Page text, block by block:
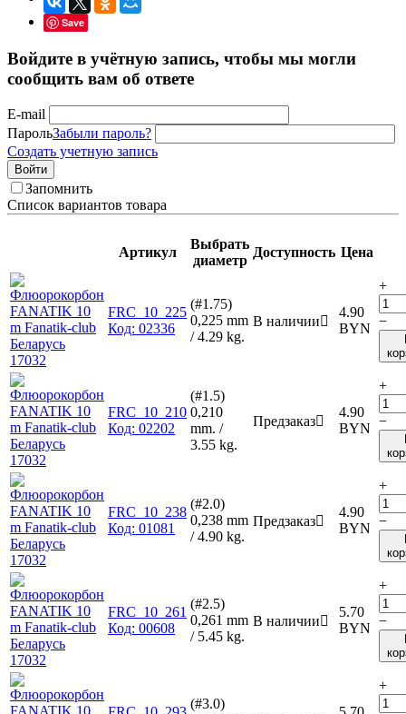
Save
Войдите в учётную запись, чтобы мы могли
сообщить вам об ответе
E-mail
ПарольЗабыли пароль?
Создать учетную запись
Войти
Запомнить
Список вариантов товара
Артикул
Выбрать
диаметр
Доступность Цена
FRC_10_225
Код: 02336
(#1.75)
0,225 mm
/ 4.29 kg.
В наличии
4.90
BYN
+
−
FRC_10_210
Код: 02202
(#1.5)
0,210
mm. /
3.55 kg.
Предзаказ
4.90
BYN
+
−
FRC_10_238
Код: 01081
(#2.0)
0,238 mm
/ 4.90 kg.
Предзаказ
4.90
BYN
+
−
FRC_10_261
Код: 00608
(#2.5)
0,261 mm
/ 5.45 kg.
В наличии
5.70
BYN
+
−
(#3.0)
+